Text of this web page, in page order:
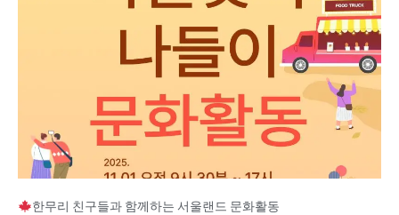
한무리 친구들과 함께하는 서울랜드 문화활동